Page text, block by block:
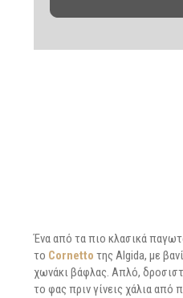
Ένα από τα πιο κλασικά
το Cornetto της Algida, με
χωνάκι βάφλας. Απλό,
το φας πριν γίνεις χάλια από